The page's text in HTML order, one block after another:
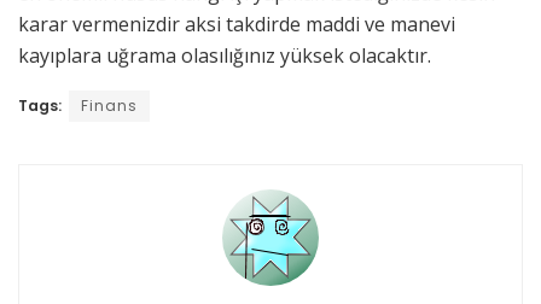
karar vermenizdir aksi takdirde maddi ve manevi
kayıplara uğrama olasılığınız yüksek olacaktır.
Tags: Finans